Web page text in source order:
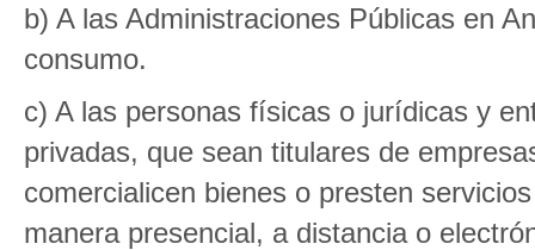
b) A las Administraciones Públicas en
consumo.
c) A las personas físicas o jurídicas y
privadas, que sean titulares de
comercialicen bienes o presten
manera presencial, a distancia o